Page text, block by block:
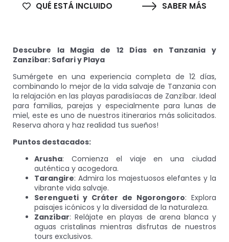
QUÉ ESTÁ INCLUIDO SABER MÁS
Descubre la Magia de 12 Días en Tanzania y
Zanzíbar: Safari y Playa
Sumérgete en una experiencia completa de 12 días,
combinando lo mejor de la vida salvaje de Tanzania con
la relajación en las playas paradisíacas de Zanzíbar. Ideal
para familias, parejas y especialmente para lunas de
miel, este es uno de nuestros itinerarios más solicitados.
Reserva ahora y haz realidad tus sueños!
Puntos destacados:
Arusha: Comienza el viaje en una ciudad
auténtica y acogedora.
Tarangire: Admira los majestuosos elefantes y la
vibrante vida salvaje.
Serengueti y Cráter de Ngorongoro: Explora
paisajes icónicos y la diversidad de la naturaleza.
Zanzíbar: Relájate en playas de arena blanca y
aguas cristalinas mientras disfrutas de nuestros
tours exclusivos.